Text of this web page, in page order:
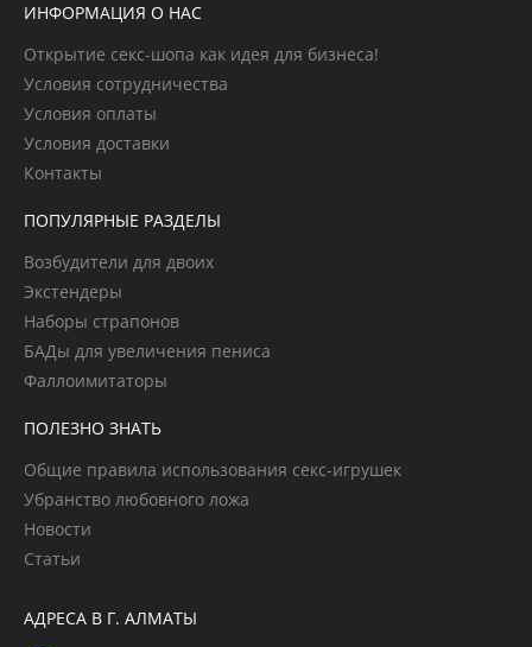
ИНФОРМАЦИЯ О НАС
Открытие секс-шопа как идея для бизнеса!
Условия сотрудничества
Условия оплаты
Условия доставки
Контакты
ПОПУЛЯРНЫЕ РАЗДЕЛЫ
Возбудители для двоих
Экстендеры
Наборы страпонов
БАДы для увеличения пениса
Фаллоимитаторы
ПОЛЕЗНО ЗНАТЬ
Общие правила использования секс-игрушек
Убранство любовного ложа
Новости
Статьи
АДРЕСА В Г. АЛМАТЫ